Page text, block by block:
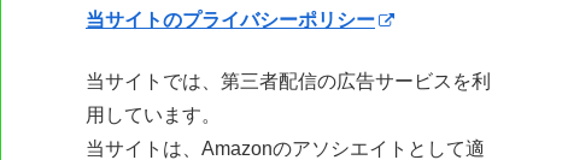
当サイトのプライバシーポリシー
当サイトでは、第三者配信の広告サービスを利
用しています。
当サイトは、Amazonのアソシエイトとして適